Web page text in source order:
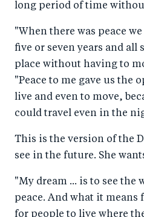
long period of time
"When there was peace
five or seven years and all
place without having to
"Peace to me gave us the
live and even to move,
could travel even in the
This is the version of the
see in the future. She
"My dream ... is to see
peace. And what it means
for people to live where